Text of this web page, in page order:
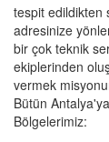
tespit edildikten
adresinize
bir çok teknik
ekiplerinden
vermek
Bütün
Bölgelerimiz: